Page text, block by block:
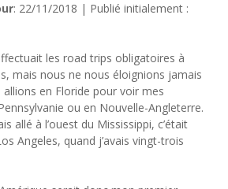
: 22/11/2018 | Publié initialement :
les road trips obligatoires à
mais nous ne nous éloignions jamais
en Floride pour voir mes
ou en Nouvelle-Angleterre.
allé à l’ouest du Mississippi, c’était
Angeles, quand j’avais vingt-trois